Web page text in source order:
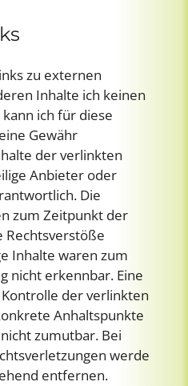
zu externen
Inhalte ich keinen
ich für diese
Gewähr
der verlinkten
Anbieter oder
Die
zum Zeitpunkt der
Rechtsverstöße
Inhalte waren zum
nicht erkennbar. Eine
der verlinkten
Anhaltspunkte
zumutbar. Bei
werde
entfernen.